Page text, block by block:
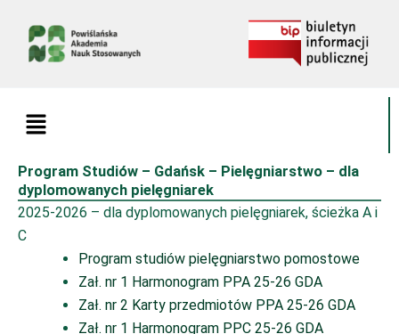
treści
Menu
Program Studiów – Gdańsk – Pielęgniarstwo – dla
dyplomowanych pielęgniarek
2025-2026 – dla dyplomowanych pielęgniarek, ścieżka A i
C
Program studiów pielęgniarstwo pomostowe
Zał. nr 1 Harmonogram PPA 25-26 GDA
Zał. nr 2 Karty przedmiotów PPA 25-26 GDA
Zał. nr 1 Harmonogram PPC 25-26 GDA